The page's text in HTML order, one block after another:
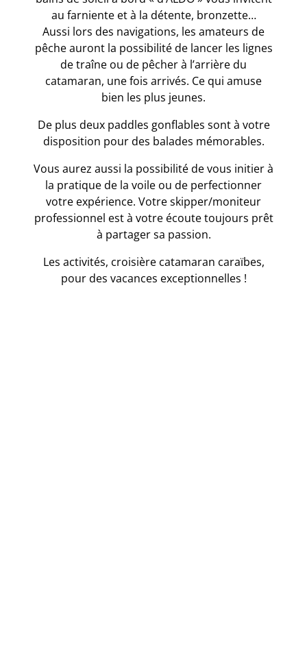
au farniente et à la détente, bronzette…
Aussi lors des navigations, les amateurs de
pêche auront la possibilité de lancer les lignes
de traîne ou de pêcher à l’arrière du
catamaran, une fois arrivés. Ce qui amuse
bien les plus jeunes.
De plus deux paddles gonflables sont à votre
disposition pour des balades mémorables.
Vous aurez aussi la possibilité de vous initier à
la pratique de la voile ou de perfectionner
votre expérience. Votre skipper/moniteur
professionnel est à votre écoute toujours prêt
à partager sa passion.
Les activités, croisière catamaran caraïbes,
pour des vacances exceptionnelles !